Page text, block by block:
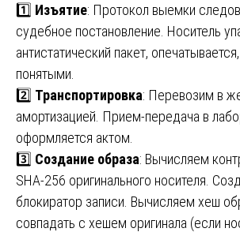
1️⃣ Изъятие: Протокол выемки
судебное постановление. Носитель
антистатический пакет,
понятыми.
2️⃣ Транспортировка: Перевозим в
амортизацией. Прием-передача в
оформляется актом.
3️⃣ Создание образа: Вычисляем
SHA-256 оригинального носителя.
блокиратор записи. Вычисляем хеш
совпадать с хешем оригинала (если